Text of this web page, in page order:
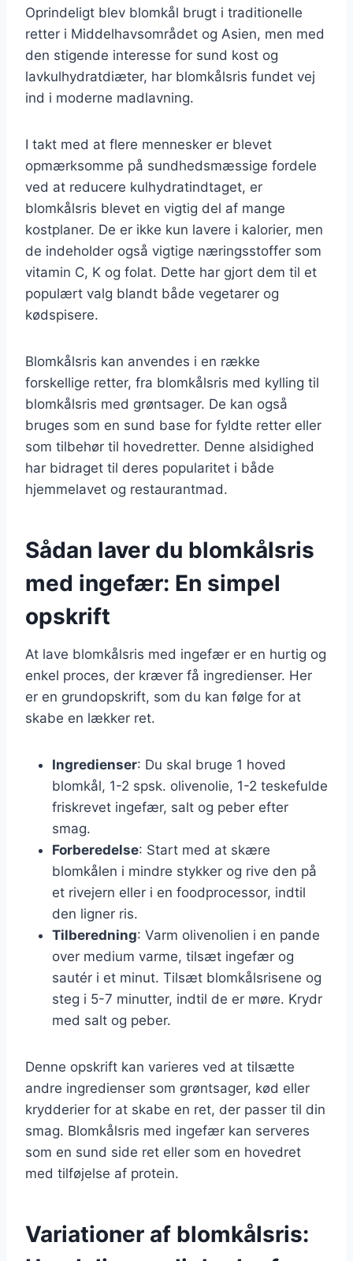
Oprindeligt blev blomkål brugt i traditionelle
retter i Middelhavsområdet og Asien, men med
den stigende interesse for sund kost og
lavkulhydratdiæter, har blomkålsris fundet vej
ind i moderne madlavning.
I takt med at flere mennesker er blevet
opmærksomme på sundhedsmæssige fordele
ved at reducere kulhydratindtaget, er
blomkålsris blevet en vigtig del af mange
kostplaner. De er ikke kun lavere i kalorier, men
de indeholder også vigtige næringsstoffer som
vitamin C, K og folat. Dette har gjort dem til et
populært valg blandt både vegetarer og
kødspisere.
Blomkålsris kan anvendes i en række
forskellige retter, fra blomkålsris med kylling til
blomkålsris med grøntsager. De kan også
bruges som en sund base for fyldte retter eller
som tilbehør til hovedretter. Denne alsidighed
har bidraget til deres popularitet i både
hjemmelavet og restaurantmad.
Sådan laver du blomkålsris
med ingefær: En simpel
opskrift
At lave blomkålsris med ingefær er en hurtig og
enkel proces, der kræver få ingredienser. Her
er en grundopskrift, som du kan følge for at
skabe en lækker ret.
Ingredienser: Du skal bruge 1 hoved
blomkål, 1-2 spsk. olivenolie, 1-2 teskefulde
friskrevet ingefær, salt og peber efter
smag.
Forberedelse: Start med at skære
blomkålen i mindre stykker og rive den på
et rivejern eller i en foodprocessor, indtil
den ligner ris.
Tilberedning: Varm olivenolien i en pande
over medium varme, tilsæt ingefær og
sautér i et minut. Tilsæt blomkålsrisene og
steg i 5-7 minutter, indtil de er møre. Krydr
med salt og peber.
Denne opskrift kan varieres ved at tilsætte
andre ingredienser som grøntsager, kød eller
krydderier for at skabe en ret, der passer til din
smag. Blomkålsris med ingefær kan serveres
som en sund side ret eller som en hovedret
med tilføjelse af protein.
Variationer af blomkålsris: